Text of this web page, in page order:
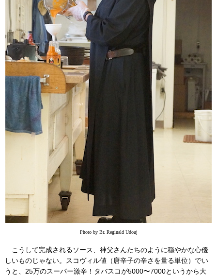
Photo by Br. Reginald Udouj
こうして完成されるソース、神父さんたちのように穏やかな心優
しいものじゃない。スコヴィル値（唐辛子の辛さを量る単位）でい
うと、25万のスーパー激辛！タバスコが5000〜7000というから大